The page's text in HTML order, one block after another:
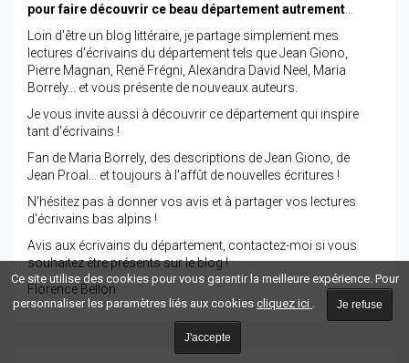
pour faire découvrir ce beau département autrement
Loin d'être un blog littéraire, je partage simplement mes
lectures d'écrivains du département tels que Jean Giono,
Pierre Magnan, René Frégni, Alexandra David Neel, Maria
Borrely... et vous présente de nouveaux auteurs.
Je vous invite aussi à découvrir ce département qui inspire
tant d'écrivains !
Fan de Maria Borrely, des descriptions de Jean Giono, de
Jean Proal... et toujours à l'affût de nouvelles écritures !
N'hésitez pas à donner vos avis et à partager vos lectures
d'écrivains bas alpins !
Avis aux écrivains du département, contactez-moi si vous
souhaitez être présents sur le blog !
Florence Bellon
Ce site utilise des cookies pour vous garantir la meilleure expérience. Pour
personnaliser les paramètres liés aux cookiescliquez ici . Je refuse
J'accepte